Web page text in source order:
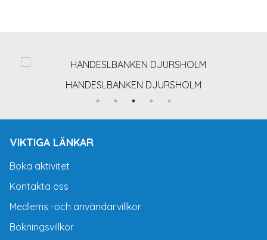
HANDESLBANKEN DJURSHOLM
VIKTIGA LÄNKAR
Boka aktivitet
Kontakta oss
Medlems -och användarvillkor
Bokningsvillkor